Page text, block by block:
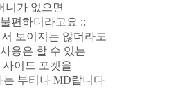
니가 없으면
편하더라고요 ::
보이지는 않더라도
용은 할 수 있는
사이드 포켓을
는 부티나 MD랍니다